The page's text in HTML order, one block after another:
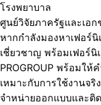
โรงพยาบาล
ศูนย์วิจัยภาครัฐและเอ
หากกำลังมองหาเฟอร์
เชี่ยวชาญ พร้อมเฟอร์นิ
PROGROUP พร้อมใ
เหมาะกับการใช้งานจ
จำหน่ายออกแบบและติ